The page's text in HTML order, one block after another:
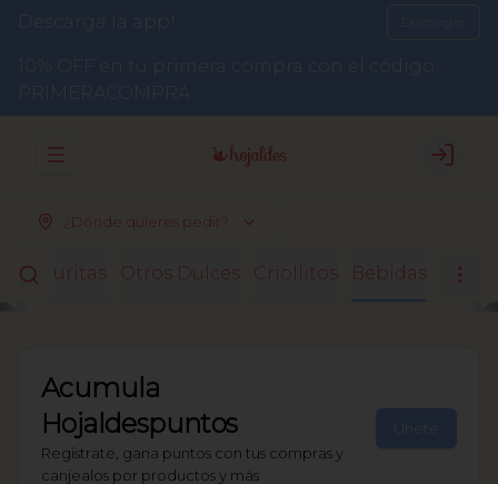
Descarga la app!
10% OFF en tu primera compra con el código
PRIMERACOMPRA
Abrir menu de navegación Login
¿Dónde quieres pedir?
Facturitas Otros Dulces Criollitos Bebidas
Acumula
Hojaldespuntos
Regístrate, gana puntos con tus compras y
canjealos por productos y más
Únete